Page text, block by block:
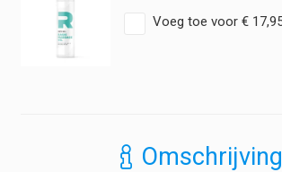
Voeg toe voor €
Omschrijving